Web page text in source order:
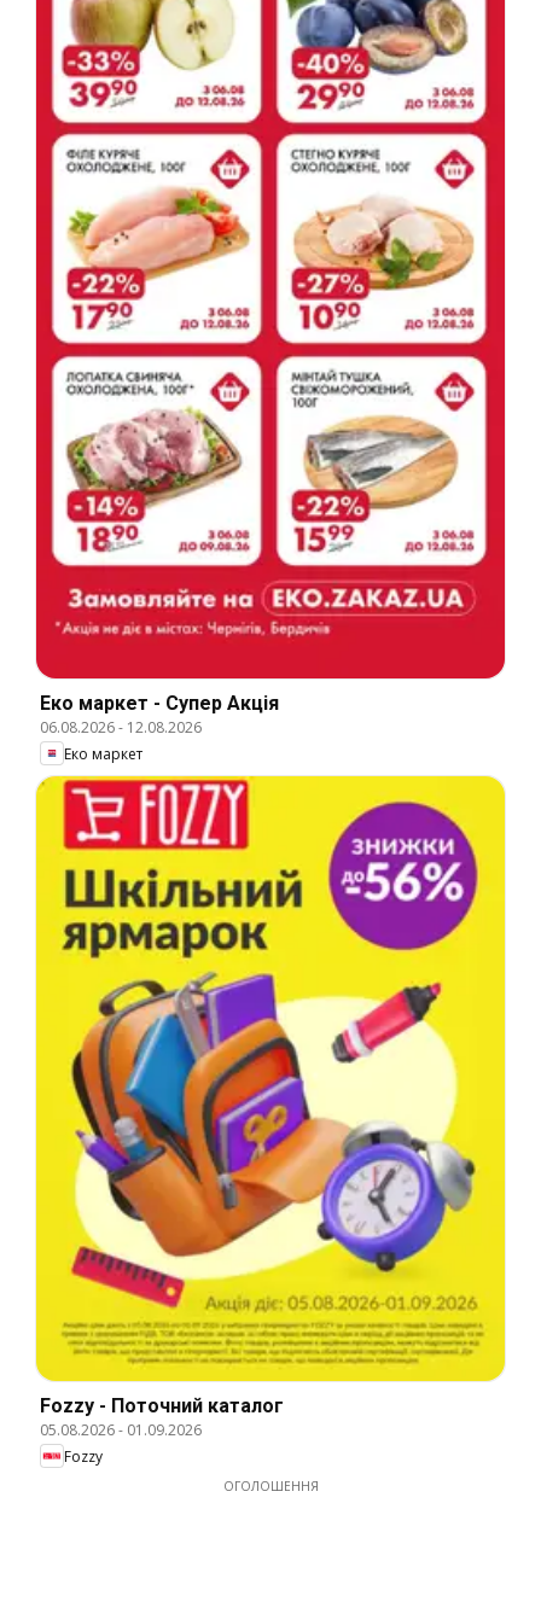
Еко маркет - Супер Акція
06.08.2026- 12.08.2026
Еко маркет
Fozzy - Поточний каталог
05.08.2026- 01.09.2026
Fozzy
ОГОЛОШЕННЯ